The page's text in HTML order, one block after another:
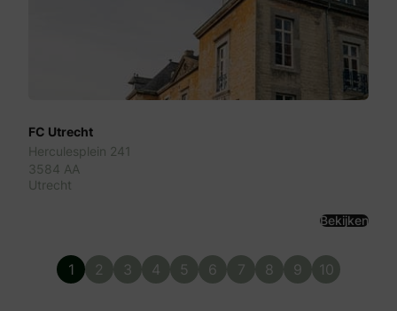
FC Utrecht
Herculesplein 241
3584 AA
Utrecht
Bekijken
1 2 3 4 5 6 7 8 9 10